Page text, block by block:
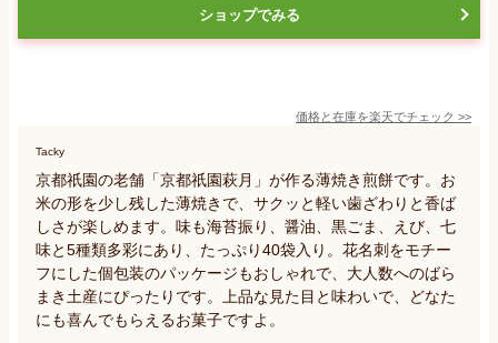
ショップでみる
価格と在庫を楽天でチェック >>
Tacky
京都祇園の老舗「京都祇園萩月」が作る薄焼き煎餅です。お
米の形を少し残した薄焼きで、サクッと軽い歯ざわりと香ば
しさが楽しめます。味も海苔振り、醤油、黒ごま、えび、七
味と5種類多彩にあり、たっぷり40袋入り。花名刺をモチー
フにした個包装のパッケージもおしゃれで、大人数へのばら
まき土産にぴったりです。上品な見た目と味わいで、どなた
にも喜んでもらえるお菓子ですよ。